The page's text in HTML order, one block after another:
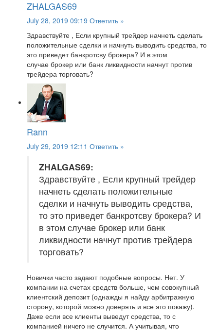
ZHALGAS69
July 28, 2019 09:19 Ответить »
Здравствуйте , Если крупный трейдер начнеть сделать
положительные сделки и начнуть выводить средства, то
это приведет банкротсву брокера? И в этом
случае брокер или банк ликвидности начнут против
трейдера торговать?
Rann
July 29, 2019 12:11 Ответить »
ZHALGAS69:
Здравствуйте , Если крупный трейдер
начнеть сделать положительные
сделки и начнуть выводить средства,
то это приведет банкротсву брокера? И
в этом случае брокер или банк
ликвидности начнут против трейдера
торговать?
Новички часто задают подобные вопросы. Нет. У
компании на счетах средств больше, чем совокупный
клиентский депозит (однажды я найду арбитражную
сторону, которой можно доверять и все это покажу).
Даже если все клиенты выведут средства, то с
компанией ничего не случится. А учитывая, что